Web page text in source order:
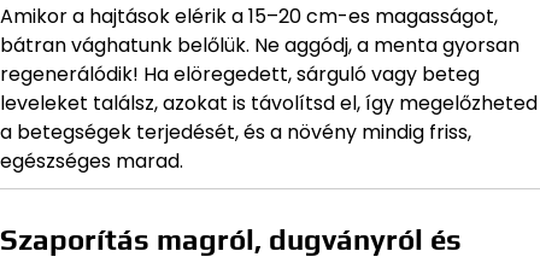
Amikor a hajtások elérik a 15–20 cm-es magasságot,
bátran vághatunk belőlük. Ne aggódj, a menta gyorsan
regenerálódik! Ha elöregedett, sárguló vagy beteg
leveleket találsz, azokat is távolítsd el, így megelőzheted
a betegségek terjedését, és a növény mindig friss,
egészséges marad.
Szaporítás magról, dugványról és